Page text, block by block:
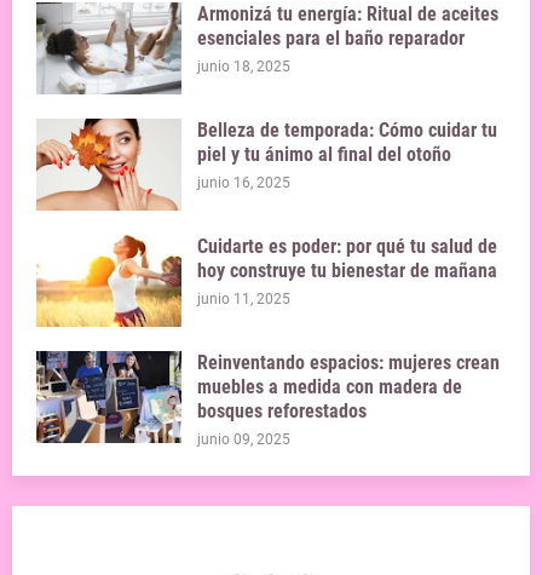
Armonizá tu energía: Ritual de aceites
esenciales para el baño reparador
junio 18, 2025
Belleza de temporada: Cómo cuidar tu
piel y tu ánimo al final del otoño
junio 16, 2025
Cuidarte es poder: por qué tu salud de
hoy construye tu bienestar de mañana
junio 11, 2025
Reinventando espacios: mujeres crean
muebles a medida con madera de
bosques reforestados
junio 09, 2025